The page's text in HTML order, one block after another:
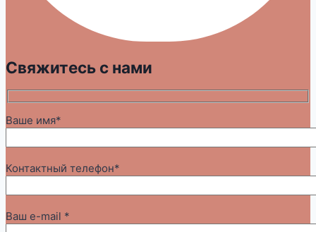
Свяжитесь с нами
Ваше имя*
Контактный телефон*
Ваш e-mail *